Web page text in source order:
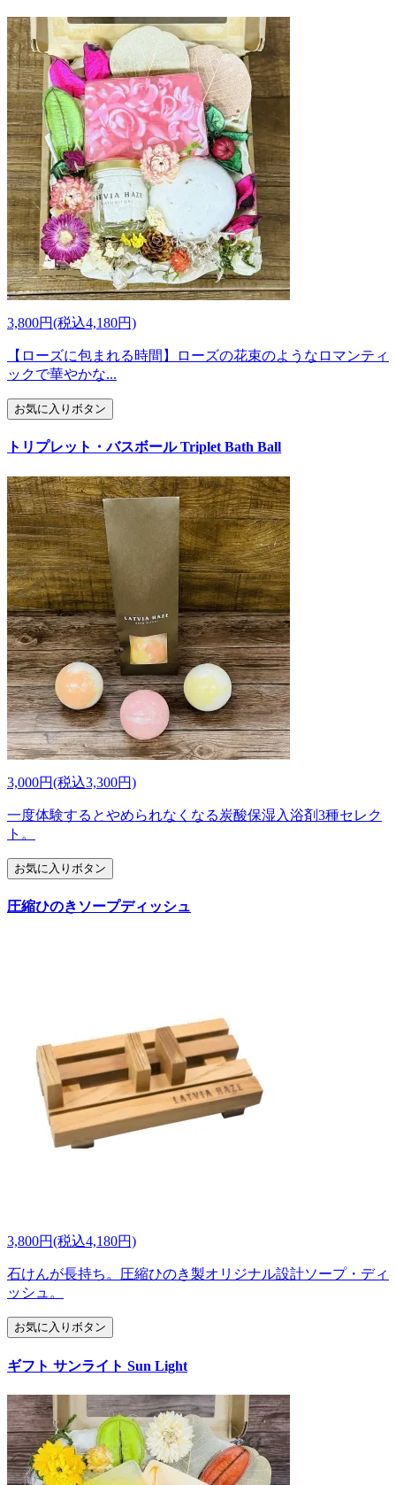
3,800円(税込4,180円)
【ローズに包まれる時間】ローズの花束のようなロマンティ
ックで華やかな...
お気に入りボタン
トリプレット・バスボール Triplet Bath Ball
3,000円(税込3,300円)
一度体験するとやめられなくなる炭酸保湿入浴剤3種セレク
ト。
お気に入りボタン
圧縮ひのきソープディッシュ
3,800円(税込4,180円)
石けんが長持ち。圧縮ひのき製オリジナル設計ソープ・ディ
ッシュ。
お気に入りボタン
ギフト サンライト Sun Light